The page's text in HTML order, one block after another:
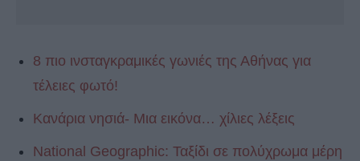
8 πιο ινσταγκραμικές γωνιές της Αθήνας για
τέλειες φωτό!
Κανάρια νησιά- Μια εικόνα… χίλιες λέξεις
National Geographic: Ταξίδι σε πολύχρωμα μέρη